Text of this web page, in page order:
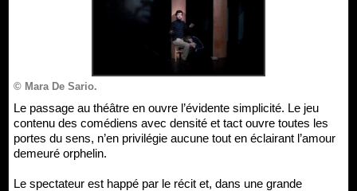
© Mara De Sario.
Le passage au théâtre en ouvre l’évidente simplicité. Le jeu
contenu des comédiens avec densité et tact ouvre toutes les
portes du sens, n’en privilégie aucune tout en éclairant l’amour
demeuré orphelin.
Le spectateur est happé par le récit et, dans une grande